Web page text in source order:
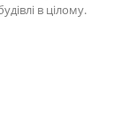
в цілому.